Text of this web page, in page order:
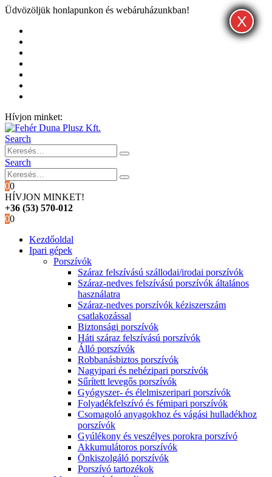
Üdvözöljük honlapunkon és webáruházunkban!
Hívjon minket:
Search
Search
00
HÍVJON MINKET!
+36 (53) 570-012
00
Kezdőoldal
Ipari gépek
Porszívók
Száraz felszívású szállodai/irodai porszívók
Száraz-nedves felszívású porszívók általános
használatra
Száraz-nedves porszívók kéziszerszám
csatlakozással
Biztonsági porszívók
Háti száraz felszívású porszívók
Álló porszívók
Robbanásbiztos porszívók
Nagyipari és nehézipari porszívók
Sűrített levegős porszívók
Gyógyszer- és élelmiszeripari porszívók
Folyadékfelszívó és fémipari porszívók
Csomagoló anyagokhoz és vágási hulladékhoz
porszívók
Gyúlékony és veszélyes porokra porszívó
Akkumulátoros porszívók
Önkiszolgáló porszívók
Porszívó tartozékok
X
X
X